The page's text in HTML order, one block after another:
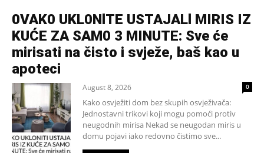
0VAK0 UKL0NlTE USTAJALl MIRIS IZ
KUĆE ZA SAM0 3 MINUTE: Sve će
mirisati na čisto i svježe, baš kao u
apoteci
August 8, 2026 0
Kako osvježiti dom bez skupih osvježivača:
Jednostavni trikovi koji mogu pomoći protiv
neugodnih mirisa Nekad se neugodan miris u
domu pojavi iako redovno čistimo sve...